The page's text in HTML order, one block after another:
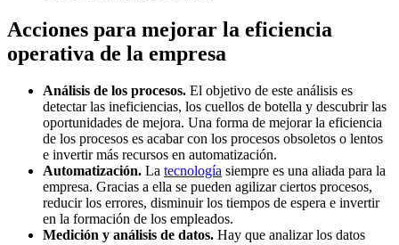
Acciones para mejorar la eficiencia
operativa de la empresa
Análisis de los procesos. El objetivo de este análisis es
detectar las ineficiencias, los cuellos de botella y descubrir las
oportunidades de mejora. Una forma de mejorar la eficiencia
de los procesos es acabar con los procesos obsoletos o lentos
e invertir más recursos en automatización.
Automatización. La tecnología siempre es una aliada para la
empresa. Gracias a ella se pueden agilizar ciertos procesos,
reducir los errores, disminuir los tiempos de espera e invertir
en la formación de los empleados.
Medición y análisis de datos. Hay que analizar los datos